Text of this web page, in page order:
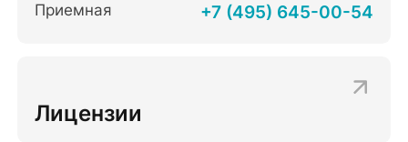
Приемная +7 (495) 645-00-54
Лицензии